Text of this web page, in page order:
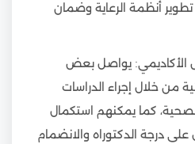
أنظمة الرعاية وضمان
الأكاديمي: يواصل بعض
من خلال إجراء الدراسات
كما يمكنهم استكمال
على درجة الدكتوراه والانضمام